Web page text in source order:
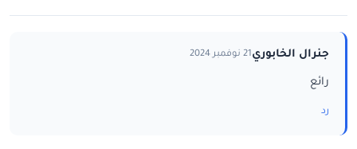
جنرال الخابوري21 نوفمبر 2024
رائع
رد